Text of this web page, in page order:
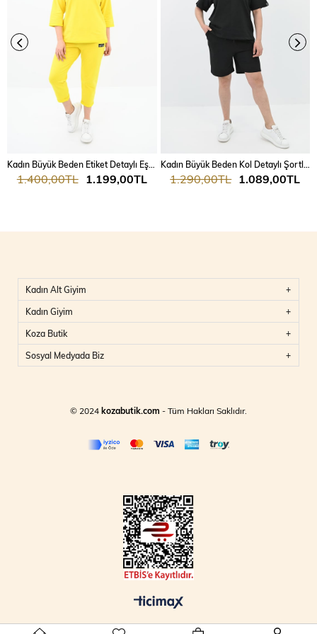
1.199,00TL
1.400,00TL
Kadın Büyük Beden Kol Detaylı Şortlu Takım 8101-24
1.089,00TL
1.290,00TL
Kadın Alt Giyim
Kadın Giyim
Koza Butik
Sosyal Medyada Biz
© 2024kozabutik.com - Tüm Hakları Saklıdır.